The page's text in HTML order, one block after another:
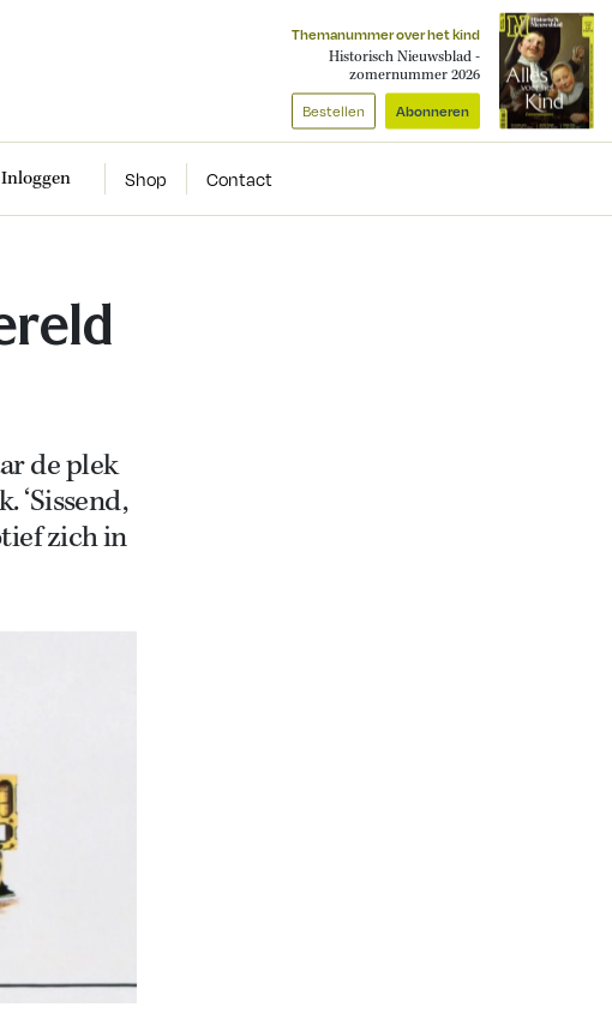
Themanummer over het kind
Historisch Nieuwsblad -
zomernummer 2026
Bestellen Abonneren
Inloggen Shop Contact
de plek
‘Sissend,
zich in